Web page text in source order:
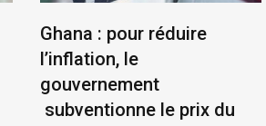
Ghana : pour réduire
l’inflation, le
gouvernement
subventionne le prix du